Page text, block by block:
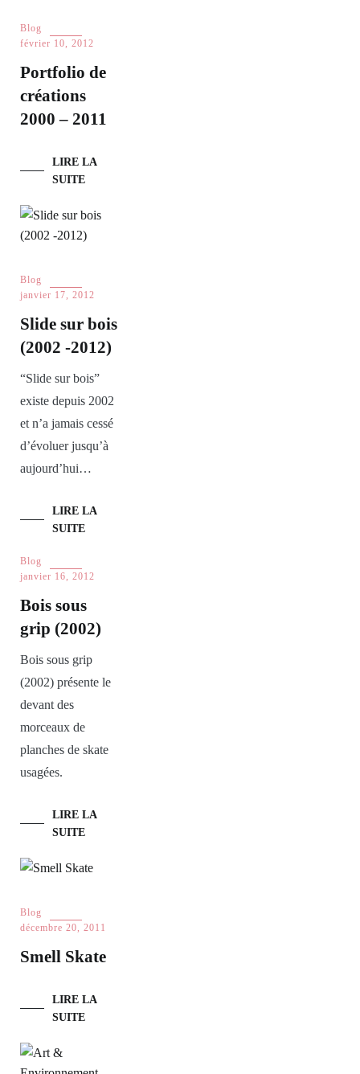
Blog
février 10, 2012
Portfolio de
créations
2000 – 2011
LIRE LA
SUITE
Blog
janvier 17, 2012
Slide sur bois
(2002 -2012)
“Slide sur bois”
existe depuis 2002
et n’a jamais cessé
d’évoluer jusqu’à
aujourd’hui…
LIRE LA
SUITE
Blog
janvier 16, 2012
Bois sous
grip (2002)
Bois sous grip
(2002) présente le
devant des
morceaux de
planches de skate
usagées.
LIRE LA
SUITE
Blog
décembre 20, 2011
Smell Skate
LIRE LA
SUITE